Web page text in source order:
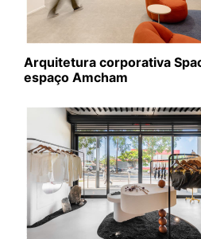
Arquitetura corporativa
espaço Amcham